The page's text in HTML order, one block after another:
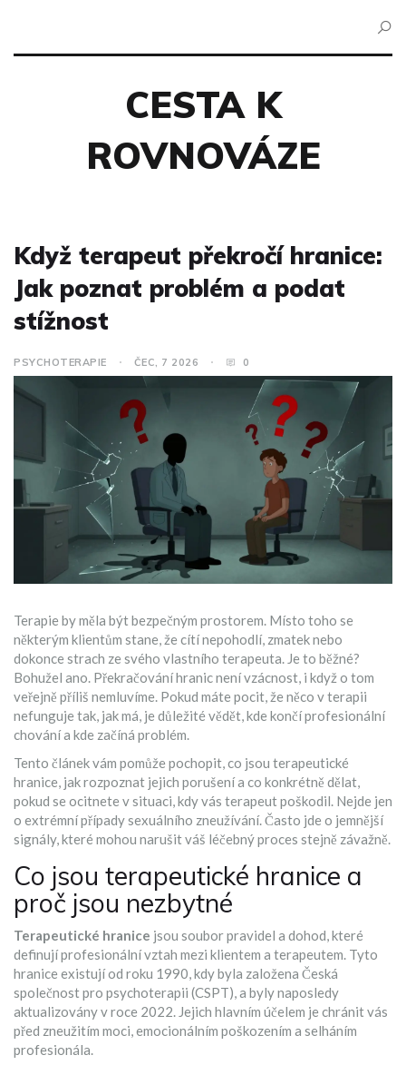
CESTA K
ROVNOVÁZE
Když terapeut překročí hranice:
Jak poznat problém a podat
stížnost
PSYCHOTERAPIE ČEC, 7 2026 0
Terapie by měla být bezpečným prostorem. Místo toho se
některým klientům stane, že cítí nepohodlí, zmatek nebo
dokonce strach ze svého vlastního terapeuta. Je to běžné?
Bohužel ano. Překračování hranic není vzácnost, i když o tom
veřejně příliš nemluvíme. Pokud máte pocit, že něco v terapii
nefunguje tak, jak má, je důležité vědět, kde končí profesionální
chování a kde začíná problém.
Tento článek vám pomůže pochopit, co jsou terapeutické
hranice, jak rozpoznat jejich porušení a co konkrétně dělat,
pokud se ocitnete v situaci, kdy vás terapeut poškodil. Nejde jen
o extrémní případy sexuálního zneužívání. Často jde o jemnější
signály, které mohou narušit váš léčebný proces stejně závažně.
Co jsou terapeutické hranice a
proč jsou nezbytné
Terapeutické hranice jsou soubor pravidel a dohod, které
definují profesionální vztah mezi klientem a terapeutem. Tyto
hranice existují od roku 1990, kdy byla založena Česká
společnost pro psychoterapii (CSPT), a byly naposledy
aktualizovány v roce 2022. Jejich hlavním účelem je chránit vás
před zneužitím moci, emocionálním poškozením a selháním
profesionála.